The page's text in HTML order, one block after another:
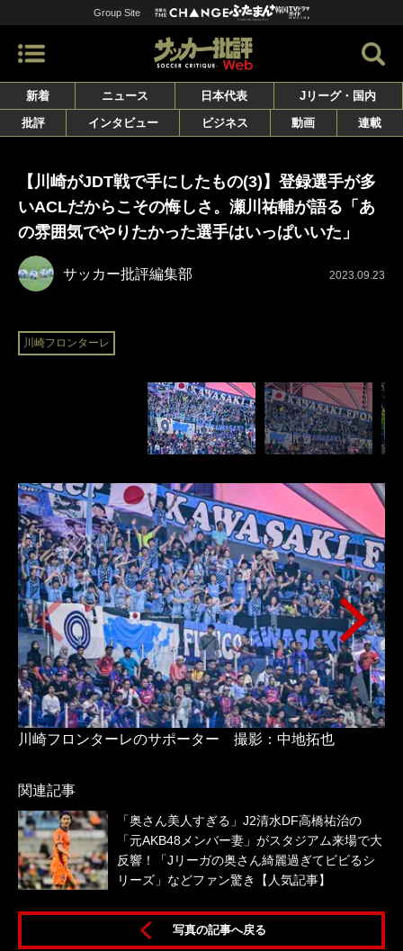
Group Site
新着 ニュース 日本代表
Jリーグ・国内
批評
インタビュー ビジネス 動画 連載
【川崎がJDT戦で手にしたもの(3)】登録選手が多
いACLだからこその悔しさ。瀬川祐輔が語る「あ
の雰囲気でやりたかった選手はいっぱいいた」
サッカー批評編集部 2023.09.23
川崎フロンターレ
川崎フロンターレのサポーター 撮影：中地拓也
関連記事
「奥さん美人すぎる」J2清水DF高橋祐治の
「元AKB48メンバー妻」がスタジアム来場で大
反響！「Jリーガの奥さん綺麗過ぎてビビるシ
リーズ」などファン驚き【人気記事】
写真の記事へ戻る